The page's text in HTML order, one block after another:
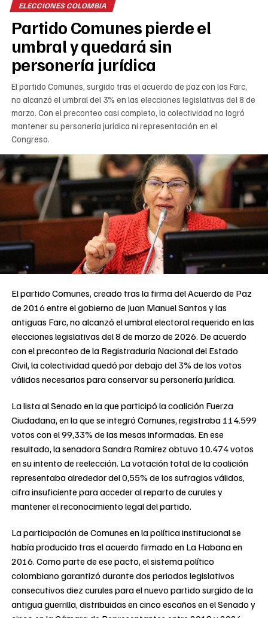
ELECCIONES COLOMBIA
Partido Comunes pierde el
umbral y quedará sin
personería jurídica
El partido Comunes, surgido tras el acuerdo de paz con las Farc,
no alcanzó el umbral del 3% en las elecciones legislativas del 8 de
marzo. Con el preconteo casi completo, la colectividad no logró
mantener su personería jurídica ni representación en el
Congreso.
El partido Comunes, creado tras la firma del Acuerdo de Paz
de 2016 entre el gobierno de Juan Manuel Santos y las
antiguas Farc, no alcanzó el umbral electoral requerido en las
elecciones legislativas del 8 de marzo de 2026. De acuerdo
con el preconteo de la Registraduría Nacional del Estado
Civil, la colectividad quedó por debajo del 3% de los votos
válidos necesarios para conservar su personería jurídica.
La lista al Senado en la que participó la coalición Fuerza
Ciudadana, en la que se integró Comunes, registraba 114.599
votos con el 99,33% de las mesas informadas. En ese
resultado, la senadora Sandra Ramírez obtuvo 10.474 votos
en su intento de reelección. La votación total de la coalición
representaba alrededor del 0,55% de los sufragios válidos,
cifra insuficiente para acceder al reparto de curules y
mantener el reconocimiento legal del partido.
La participación de Comunes en la política institucional se
había producido tras el acuerdo firmado en La Habana en
2016. Como parte de ese pacto, el sistema político
colombiano garantizó durante dos periodos legislativos
consecutivos diez curules para el nuevo partido surgido de la
antigua guerrilla, distribuidas en cinco escaños en el Senado y